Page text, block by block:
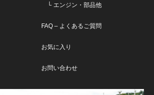
└ エンジン・部品他
FAQ – よくあるご質問
お気に入り
お問い合わせ